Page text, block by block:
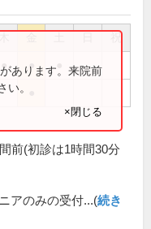
祝
● ●
あります。来院前
い。
×閉じる
前(初診は1時間30分
アのみの受付...(続き